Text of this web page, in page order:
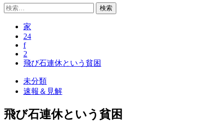
検
家
24
f
2
飛び石連休という貧困
未分類
速報＆見解
飛び石連休という貧困